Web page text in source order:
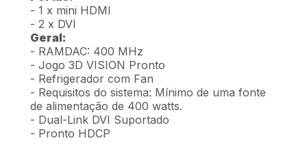
- 1 x mini HDMI
- 2 x DVI
Geral:
- RAMDAC: 400 MHz
- Jogo 3D VISION Pronto
- Refrigerador com Fan
- Requisitos do sistema: Mínimo de uma fonte
de alimentação de 400 watts.
- Dual-Link DVI Suportado
- Pronto HDCP